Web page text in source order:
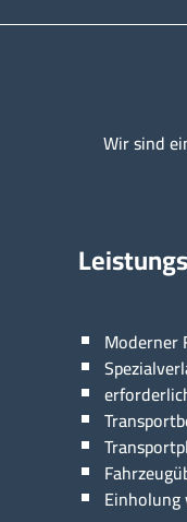
Wir sind
Moderner
Einholung